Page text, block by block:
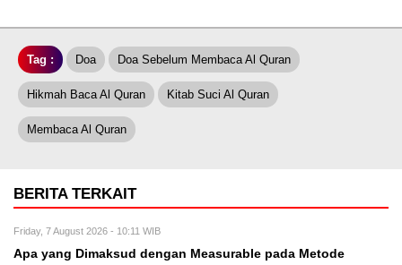
Tag : Doa Doa Sebelum Membaca Al Quran
Hikmah Baca Al Quran Kitab Suci Al Quran
Membaca Al Quran
BERITA TERKAIT
Friday, 7 August 2026 - 10:11 WIB
Apa yang Dimaksud dengan Measurable pada Metode